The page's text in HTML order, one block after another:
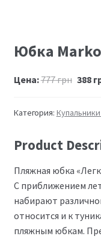
Юбка
Цена:777грн 388
Категория:
Product
Пляжная юбка
С приближением
набирают
относится и к
пляжным юбкам.